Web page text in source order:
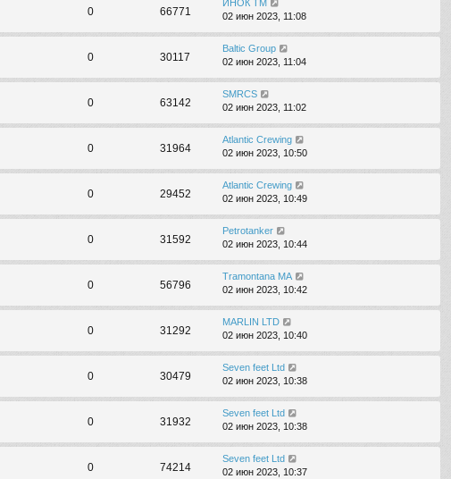
0 66771
ИНОК ТМ
02 июн 2023, 11:08
0 30117
Baltic Group
02 июн 2023, 11:04
0 63142
SMRCS
02 июн 2023, 11:02
0 31964
Atlantic Crewing
02 июн 2023, 10:50
0 29452
Atlantic Crewing
02 июн 2023, 10:49
0 31592
Petrotanker
02 июн 2023, 10:44
0 56796
Tramontana MA
02 июн 2023, 10:42
0 31292
MARLIN LTD
02 июн 2023, 10:40
0 30479
Seven feet Ltd
02 июн 2023, 10:38
0 31932
Seven feet Ltd
02 июн 2023, 10:38
0 74214
Seven feet Ltd
02 июн 2023, 10:37